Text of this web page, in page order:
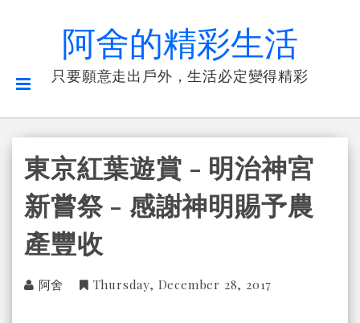
阿舍的精彩生活
只要願意走出戶外，生活必定變得精彩
東京紅葉遊賞 - 明治神宮
新嘗祭 - 感謝神明賜予農
產豐收
阿舍 Thursday, December 28, 2017